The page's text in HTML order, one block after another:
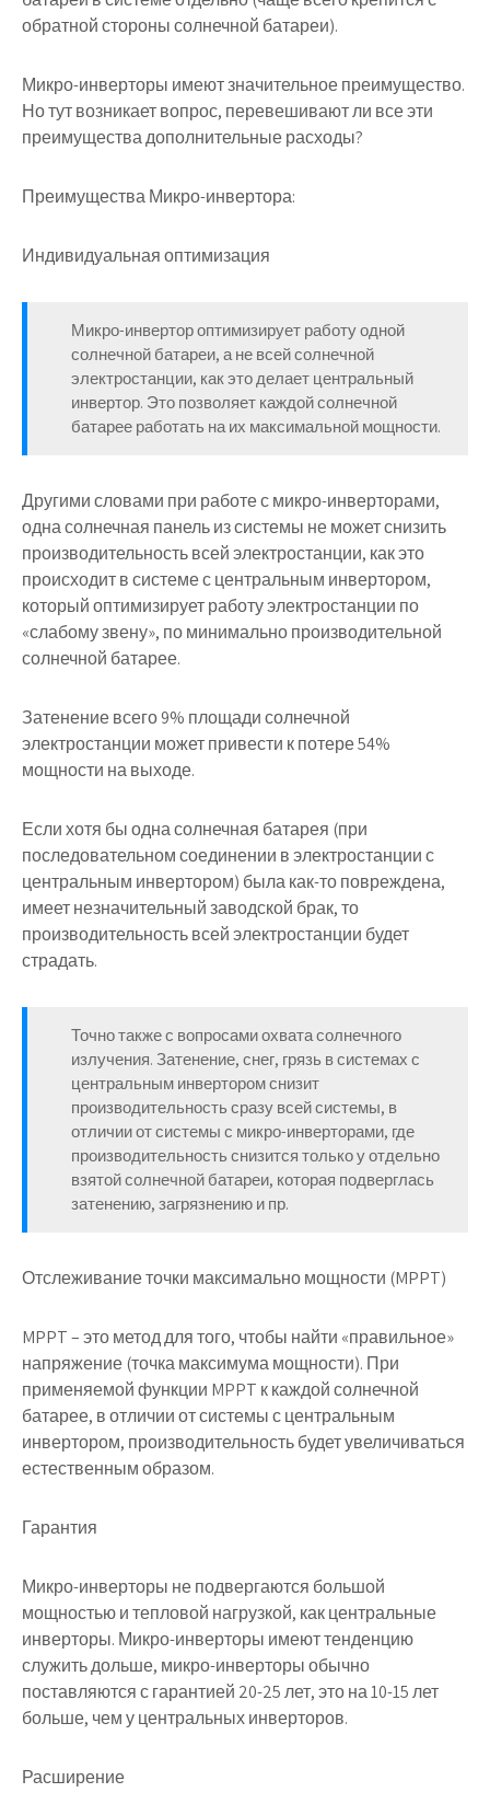
обратной стороны солнечной батареи).
Микро-инверторы имеют значительное преимущество.
Но тут возникает вопрос, перевешивают ли все эти
преимущества дополнительные расходы?
Преимущества Микро-инвертора:
Индивидуальная оптимизация
Микро-инвертор оптимизирует работу одной
солнечной батареи, а не всей солнечной
электростанции, как это делает центральный
инвертор. Это позволяет каждой солнечной
батарее работать на их максимальной мощности.
Другими словами при работе с микро-инверторами,
одна солнечная панель из системы не может снизить
производительность всей электростанции, как это
происходит в системе с центральным инвертором,
который оптимизирует работу электростанции по
«слабому звену», по минимально производительной
солнечной батарее.
Затенение всего 9% площади солнечной
электростанции может привести к потере 54%
мощности на выходе.
Если хотя бы одна солнечная батарея (при
последовательном соединении в электростанции с
центральным инвертором) была как-то повреждена,
имеет незначительный заводской брак, то
производительность всей электростанции будет
страдать.
Точно также с вопросами охвата солнечного
излучения. Затенение, снег, грязь в системах с
центральным инвертором снизит
производительность сразу всей системы, в
отличии от системы с микро-инверторами, где
производительность снизится только у отдельно
взятой солнечной батареи, которая подверглась
затенению, загрязнению и пр.
Отслеживание точки максимально мощности (MPPT)
MPPT – это метод для того, чтобы найти «правильное»
напряжение (точка максимума мощности). При
применяемой функции MPPT к каждой солнечной
батарее, в отличии от системы с центральным
инвертором, производительность будет увеличиваться
естественным образом.
Гарантия
Микро-инверторы не подвергаются большой
мощностью и тепловой нагрузкой, как центральные
инверторы. Микро-инверторы имеют тенденцию
служить дольше, микро-инверторы обычно
поставляются с гарантией 20-25 лет, это на 10-15 лет
больше, чем у центральных инверторов.
Расширение